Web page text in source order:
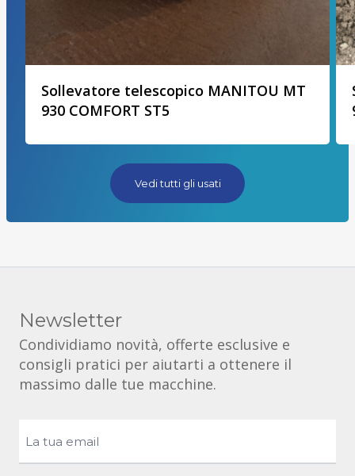
Sollevatore telescopico MANITOU MT
930 COMFORT ST5
Vedi tutti gli usati
Newsletter
Condividiamo novità, offerte esclusive e
consigli pratici per aiutarti a ottenere il
massimo dalle tue macchine.